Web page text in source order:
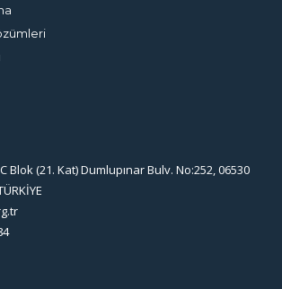
Blok (21. Kat) Dumlupınar Bulv. No:252, 06530